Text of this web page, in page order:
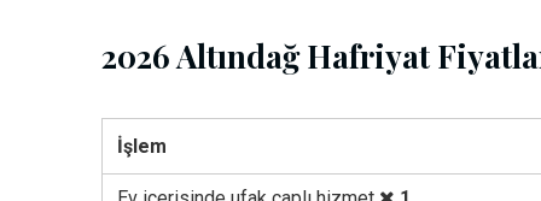
2026 Altındağ Hafriyat
İşlem